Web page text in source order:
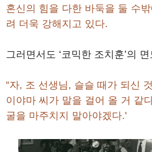
혼신의 힘을 다한 바둑을 둘 수
려 더욱 강해지고 있다.
그러면서도 ‘코믹한 조치훈’의
“자, 조 선생님, 슬슬 때가 되신
이야마 씨가 말을 걸어 올 거 같
굴을 마주치지 말아야겠다.'